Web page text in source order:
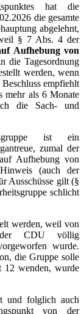
hat die
die gesamte
abgelehnt,
§ 7 Abs. 4 der
Aufhebung von
die Tagesordnung
werden, wenn
Beschluss empfiehlt
mehr als 6 Monate
die Sach- und
ist ein
zumal der
Aufhebung von
(auch der
Ausschüsse gilt (§
schlicht
werden, weil von
der CDU völlig
wurde.
die Gruppe solle
12 wenden, wurde
und folglich auch
von der